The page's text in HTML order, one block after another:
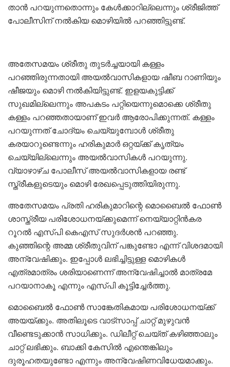
താൻ പറയുന്നതൊന്നും കേൾക്കാറില്ലെന്നും ശ്രീജിത്ത്
പോലീസിന് നൽകിയ മൊഴിയിൽ പറഞ്ഞിട്ടുണ്ട്.
അതേസമയം ശ്രീതു തുടർച്ചയായി കള്ളം
പറഞ്ഞിരുന്നതായി അയൽവാസികളായ ഷീബ റാണിയും
ഷീജയും മൊഴി നൽകിയിട്ടുണ്ട്. ഇളയകുട്ടിക്ക്
സുഖമില്ലെന്നും അപകടം പറ്റിയെന്നുമൊക്കെ ശ്രീതു
കള്ളം പറഞ്ഞതായാണ് ഇവർ ആരോപിക്കുന്നത്. കള്ളം
പറയുന്നത് ചോദ്യം ചെയ്യുമ്പോൾ ശ്രീതു
കരയാറുണ്ടെന്നും ഹരികുമാർ ഒറ്റയ്ക്ക് കൃത്യം
ചെയ്യില്ലെന്നും അയൽവാസികൾ പറയുന്നു.
വ്യാഴാഴ്ച പോലീസ് അയൽവാസികളായ രണ്ട്
സ്ത്രീകളുടെയും മൊഴി രേഖപ്പെടുത്തിയിരുന്നു.
അതേസമയം പ്രതി ഹരികുമാറിന്റെ മൊബൈൽ ഫോൺ
ശാസ്ത്രീയ പരിശോധനയ്ക്കുമെന്ന് നെയ്യാറ്റിൻകര
റൂറൽ എസ്പി കെഎസ് സുദർശൻ പറഞ്ഞു.
കുഞ്ഞിന്റെ അമ്മ ശ്രീതുവിന് പങ്കുണ്ടോ എന്ന് വിശദമായി
അന്വേഷിക്കും. ഇപ്പോൾ ലഭിച്ചിട്ടുള്ള മൊഴികൾ
എത്രമാത്രം ശരിയാണെന്ന് അന്വേഷിച്ചാൽ മാത്രമേ
പറയാനാകൂ എന്നും എസ്പി കൂട്ടിച്ചേർത്തു.
മൊബൈൽ ഫോൺ സാങ്കേതികമായ പരിശോധനയ്ക്ക്
അയയ്ക്കും. അതിലൂടെ വാട്‌സാപ്പ് ചാറ്റ് മുഴുവൻ
വീണ്ടെടുക്കാൻ സാധിക്കും. ഡിലീറ്റ് ചെയ്ത് കഴിഞ്ഞാലും
ചാറ്റ് ലഭിക്കും. ബാക്കി കേസിൽ എന്തെങ്കിലും
ദുരൂഹതയുണ്ടോ എന്നും അന്വേഷിണവിധേയമാക്കും.